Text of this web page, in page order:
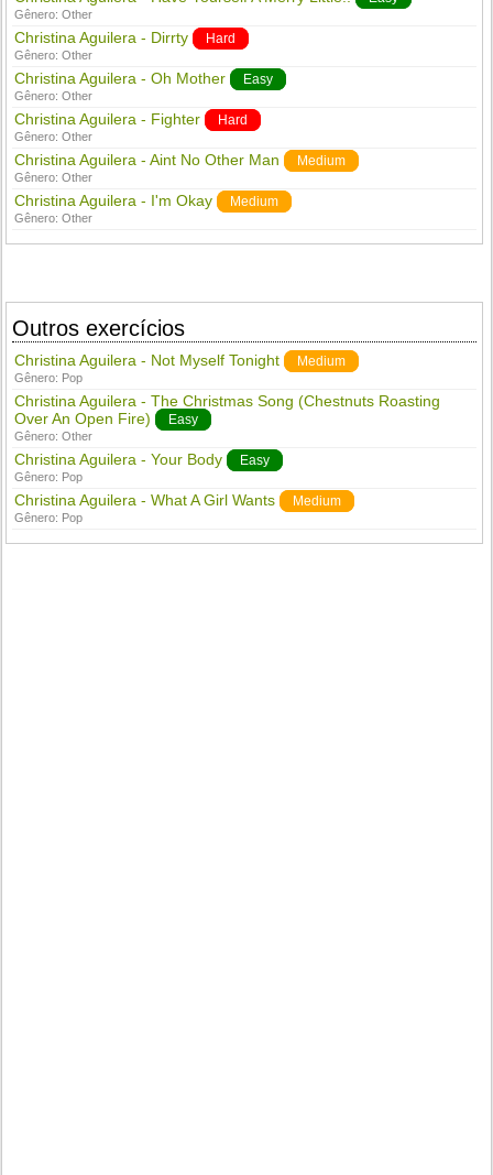
Gênero:Other
Christina Aguilera - Dirrty Hard
Gênero:Other
Christina Aguilera - Oh Mother Easy
Gênero:Other
Christina Aguilera - Fighter Hard
Gênero:Other
Christina Aguilera - Aint No Other Man Medium
Gênero:Other
Christina Aguilera - I'm Okay Medium
Gênero:Other
Outros exercícios
Christina Aguilera - Not Myself Tonight Medium
Gênero: Pop
Christina Aguilera - The Christmas Song (Chestnuts Roasting
Over An Open Fire)
Easy
Gênero:Other
Christina Aguilera - Your Body Easy
Gênero: Pop
Christina Aguilera - What A Girl Wants Medium
Gênero: Pop